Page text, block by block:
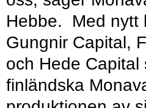
Hebbe. Med nytt
Gungnir Capital,
och Hede Capital
finländska